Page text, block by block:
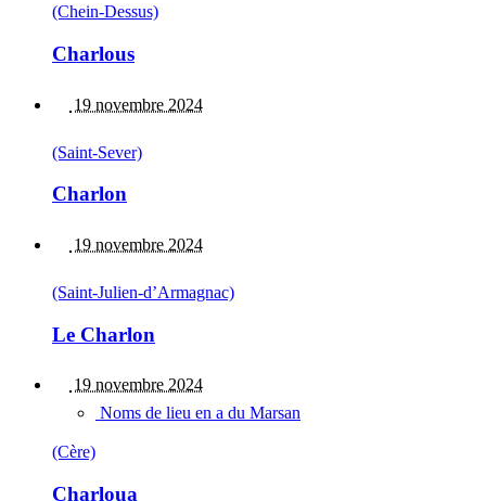
(Chein-Dessus)
Charlous
19 novembre 2024
(Saint-Sever)
Charlon
19 novembre 2024
(Saint-Julien-d’Armagnac)
Le Charlon
19 novembre 2024
Noms de lieu en a du Marsan
(Cère)
Charloua